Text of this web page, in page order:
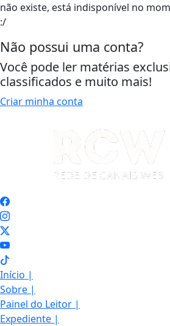
não existe, está indisponível no
:/
Não possui uma conta?
Você pode ler matérias
classificados e muito mais!
Criar minha conta
Início |
Sobre |
Painel do Leitor |
Expediente |